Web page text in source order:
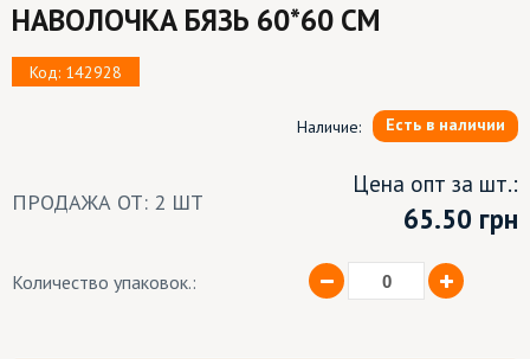
НАВОЛОЧКА БЯЗЬ 60*60 СМ
Код: 142928
Наличие: Есть в наличии
ПРОДАЖА ОТ: 2 ШТ
Цена опт за шт.:
65.50 грн
Количество упаковок.: